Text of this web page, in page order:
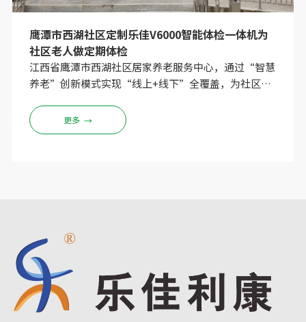
鹰潭市西湖社区定制乐佳V6000智能体检一体机为
社区老人做定期体检
江西省鹰潭市西湖社区居家养老服务中心，通过“智慧
养老”创新模式实现“线上+线下”全覆盖，为社区老
定制了V6000智能体检一体机，给社区老人每人建立健
康档案，每月定时做健康体检，保障老人身心健康。此
更多 →